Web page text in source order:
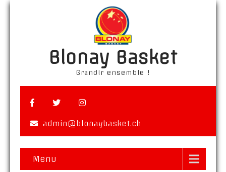
Blonay Basket
Grandir ensemble !
admin@blonaybasket.ch
Menu